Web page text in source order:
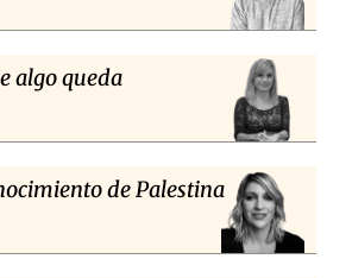
algo queda
de Palestina